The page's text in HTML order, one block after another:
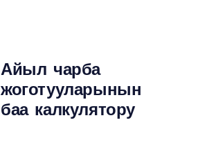
Айыл чарба
жоготууларынын
баа калкулятору